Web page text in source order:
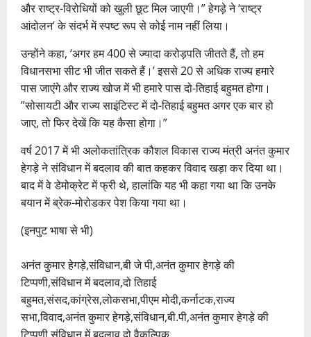
और राष्ट्र-विरोधियों को खुली छूट मिल जाएगी।” हेगड़े ने ‘राष्ट्र
आंदोलन’ के संदर्भ में स्पष्ट रूप से कोई नाम नहीं लिया।
उन्होंने कहा, ‘अगर हम 400 से ज्यादा करोड़पति जीतते हैं, तो हम
विधानसभा सीट भी जीत सकते हैं।’ इससे 20 से अधिक राज्य हमारे
पास जाएंगे और राज्य खोज में भी हमारे पास दो-तिहाई बहुमत होगा।
”सोसायटी और राज्य साइंटिस्ट में दो-तिहाई बहुमत अगर एक बार हो
जाए, तो फिर देखें कि यह कैसा होगा।”
वर्ष 2017 में भी अलोकतांत्रिक कौशल विकास राज्य मंत्री अनंत कुमार
हेगड़े ने संविधान में बदलाव की बात कहकर विवाद खड़ा कर दिया था।
बाद में वे डेमोक्रेट में फ्री थे, हालांकि यह भी कहा गया था कि उनके
बयान में ब्रेक-मोरोडकर पेश किया गया था।
(इनपुट भाषा से भी)
अनंत कुमार हेगड़े,संविधान,बी जे पी,अनंत कुमार हेगड़े की
टिप्पणी,संविधान में बदलाव,दो तिहाई
बहुमत,संसद,कांग्रेस,लोकसभा,पीएम मोदी,कर्नाटक,राज्य
सभा,विवाद,अनंत कुमार हेगड़े,संविधान,बी.पी,अनंत कुमार हेगड़े की